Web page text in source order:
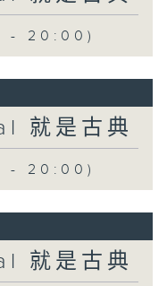
- 20:00)
就是古典
- 20:00)
就是古典